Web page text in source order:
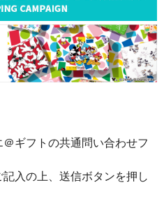
ギフトの共通問い合わせフ
入の上、送信ボタンを押し